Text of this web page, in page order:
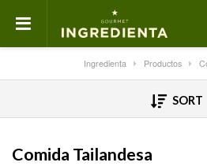
Ingredienta Productos
SORT
Comida Tailandesa